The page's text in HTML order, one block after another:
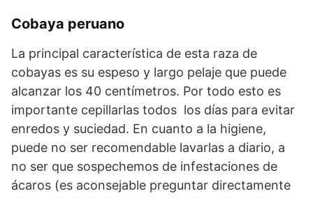
Cobaya peruano
La principal característica de esta raza de
cobayas es su espeso y largo pelaje que puede
alcanzar los 40 centímetros. Por todo esto es
importante cepillarlas todos los días para evitar
enredos y suciedad. En cuanto a la higiene,
puede no ser recomendable lavarlas a diario, a
no ser que sospechemos de infestaciones de
ácaros (es aconsejable preguntar directamente